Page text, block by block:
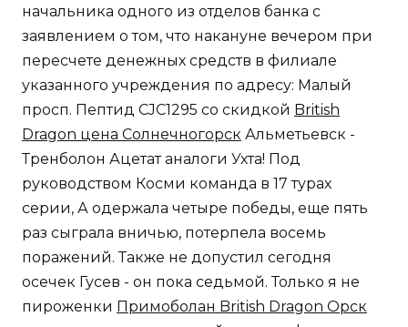
начальника одного из отделов банка с
заявлением о том, что накануне вечером при
пересчете денежных средств в филиале
указанного учреждения по адресу: Малый
просп. Пептид CJC1295 со скидкой British
Dragon цена Солнечногорск Альметьевск -
Тренболон Ацетат аналоги Ухта! Под
руководством Косми команда в 17 турах
серии, А одержала четыре победы, еще пять
раз сыграла вничью, потерпела восемь
поражений. Также не допустил сегодня
осечек Гусев - он пока седьмой. Только я не
пироженки Примоболан British Dragon Орск